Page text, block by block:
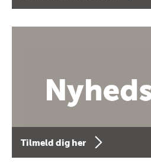
Tilmeld dig her